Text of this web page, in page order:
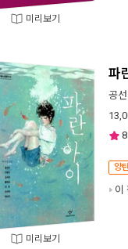
미리보기
미리보기
파
공
양
이